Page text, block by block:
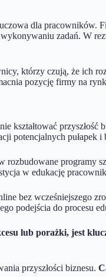
dla
zadań. W
którzy czują, że ich
pozycję firmy na
kształtować przyszłość
potencjalnych pułapek i
rozbudowane programy
w edukację
bez wcześniejszego
podejścia do procesu
lub porażki, jest
przyszłości biznesu.